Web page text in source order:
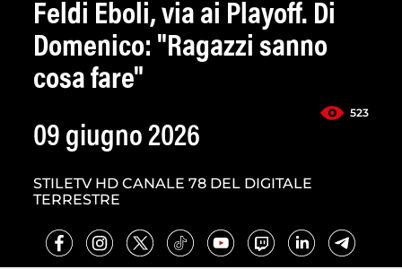
Feldi Eboli, via ai Playoff. Di
Domenico: "Ragazzi sanno
cosa fare"
523
09 giugno 2026
STILETV HD CANALE 78 DEL DIGITALE
TERRESTRE